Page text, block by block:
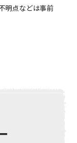
明点などは事前